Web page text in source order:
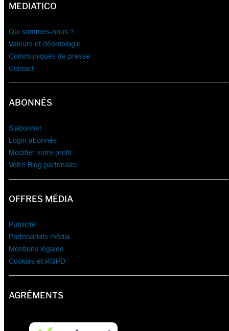
MEDIATICO
Qui sommes-nous ?
Valeurs et déontologie
Communiqués de presse
Contact
ABONNÉS
S’abonner
Login abonnés
Modifier votre profil
Votre Blog partenaire
OFFRES MÉDIA
Publicité
Partenariats média
Mentions légales
Cookies et RGPD
AGRÉMENTS